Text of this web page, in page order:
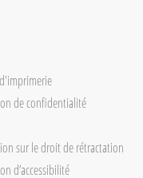
de confidentialité
sur le droit de rétractation
d’accessibilité